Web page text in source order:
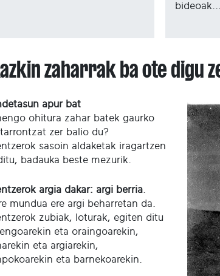
bideoak...
zaharrak ba ote
apur bat
ohitura zahar batek gaurko
zer balio du?
sasoin aldaketak iragartzen
badauka beste mezurik.
argia dakar: argi berria
mundua ere argi beharretan da.
zubiak, loturak, egiten ditu
eta oraingoarekin,
eta argiarekin,
eta barnekoarekin.